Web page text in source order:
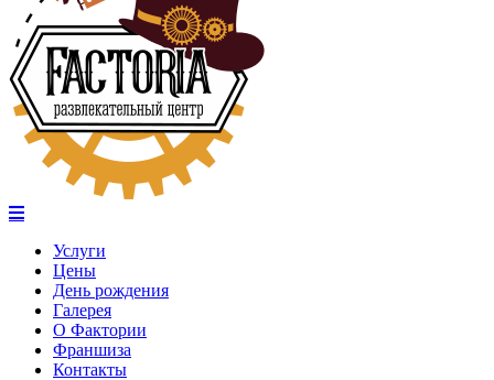
Услуги
Цены
День рождения
Галерея
О Фактории
Франшиза
Контакты